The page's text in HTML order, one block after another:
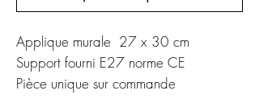
Applique murale 27 x 30 cm
Support fourni E27 norme CE
Pièce unique sur commande